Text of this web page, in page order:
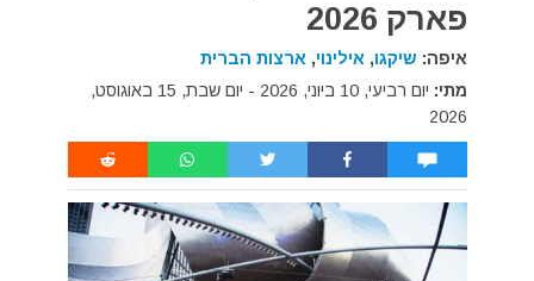
פארק 2026
איפה: שיקגו, אילינוי, ארצות הברית
מתי:
יום רביעי, 10 ביוני, 2026 - יום שבת, 15 באוגוסט,
2026